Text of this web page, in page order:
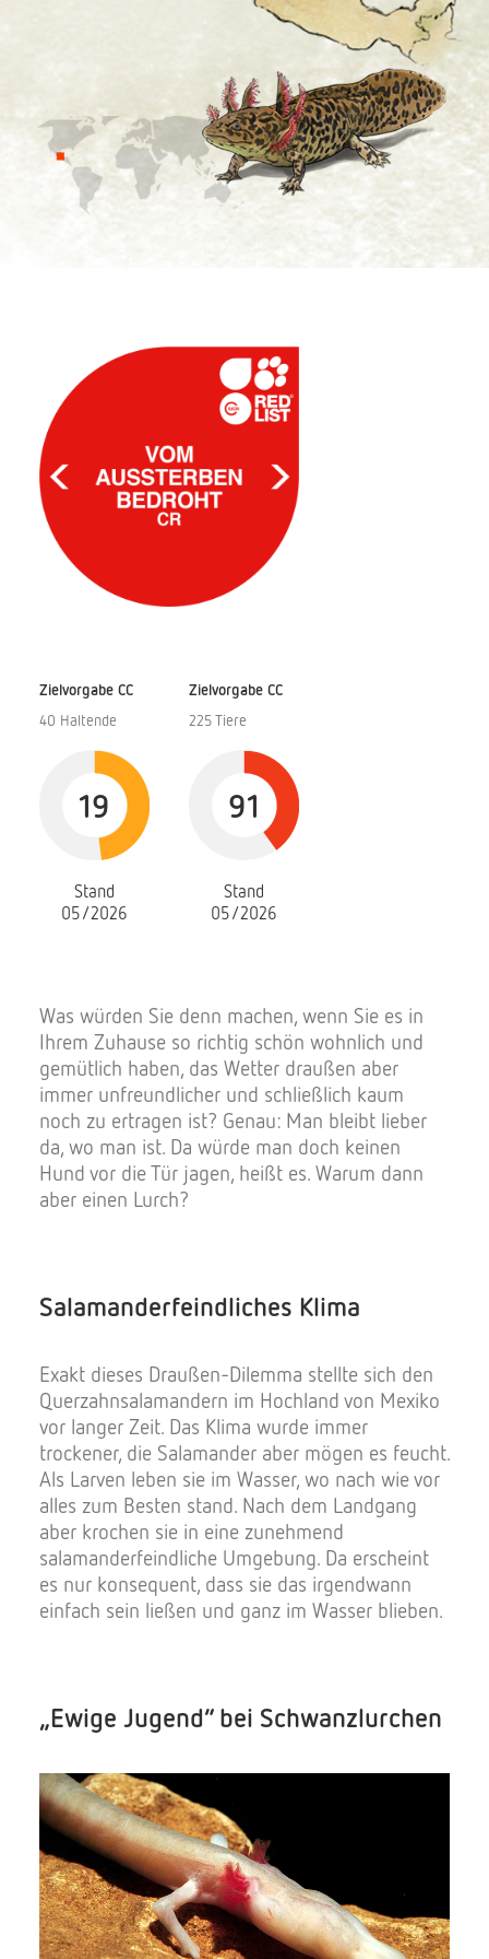
Zielvorgabe CC
40 Haltende
19
Stand
05/2026
Zielvorgabe CC
225 Tiere
91
Stand
05/2026
Was würden Sie denn machen, wenn Sie es in
Ihrem Zuhause so richtig schön wohnlich und
gemütlich haben, das Wetter draußen aber
immer unfreundlicher und schließlich kaum
noch zu ertragen ist? Genau: Man bleibt lieber
da, wo man ist. Da würde man doch keinen
Hund vor die Tür jagen, heißt es. Warum dann
aber einen Lurch?
Salamanderfeindliches Klima
Exakt dieses Draußen-Dilemma stellte sich den
Querzahnsalamandern im Hochland von Mexiko
vor langer Zeit. Das Klima wurde immer
trockener, die Salamander aber mögen es feucht.
Als Larven leben sie im Wasser, wo nach wie vor
alles zum Besten stand. Nach dem Landgang
aber krochen sie in eine zunehmend
salamanderfeindliche Umgebung. Da erscheint
es nur konsequent, dass sie das irgendwann
einfach sein ließen und ganz im Wasser blieben.
„Ewige Jugend“ bei Schwanzlurchen